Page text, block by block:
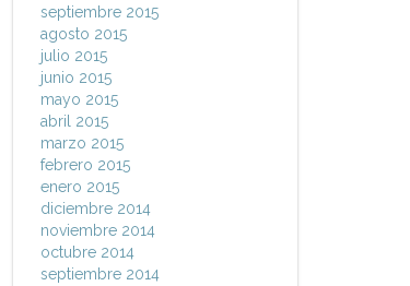
septiembre 2015
agosto 2015
julio 2015
junio 2015
mayo 2015
abril 2015
marzo 2015
febrero 2015
enero 2015
diciembre 2014
noviembre 2014
octubre 2014
septiembre 2014